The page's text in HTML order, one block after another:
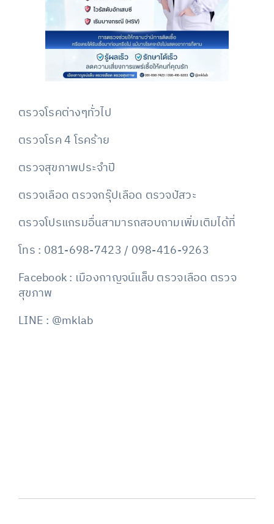
ตรวจโรคต่างๆทั่วไป
ตรวจโรค 4 โรคร้าย
ตรวจสุขภาพประจำปี
ตรวจเลือด ตรวจกรุ๊ปเลือด ตรวจปัสวะ
ตรวจโปรแกรมอื่นสามารถสอบถามเพิ่มเติมได้ที่
โทร : 081-698-7423 / 098-416-9263
Facebook : เมืองกาญจน์แล็บ ตรวจเลือด ตรวจ
สุขภาพ
LINE : @mklab